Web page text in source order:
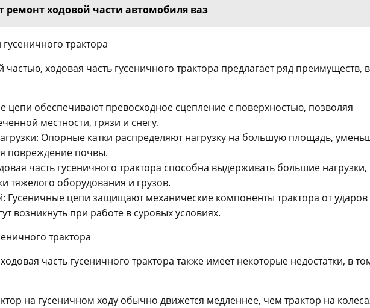
ремонт ходовой части автомобиля ваз
трактора
ходовая часть гусеничного трактора предлагает ряд преимуществ, в
обеспечивают превосходное сцепление с поверхностью, позволяя
местности, грязи и снегу.
Опорные катки распределяют нагрузку на большую площадь,
повреждение почвы.
часть гусеничного трактора способна выдерживать большие нагрузки,
тяжелого оборудования и грузов.
цепи защищают механические компоненты трактора от ударов
возникнуть при работе в суровых условиях.
трактора
часть гусеничного трактора также имеет некоторые недостатки, в
на гусеничном ходу обычно движется медленнее, чем трактор на